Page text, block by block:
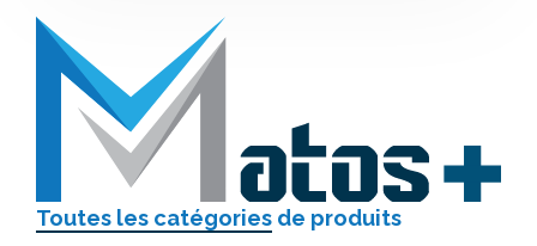
Toutes les catégories de produits